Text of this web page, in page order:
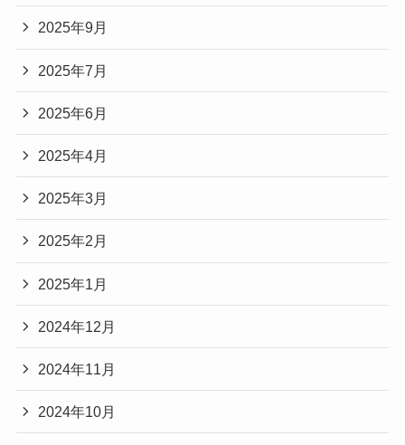
2025年9月
2025年7月
2025年6月
2025年4月
2025年3月
2025年2月
2025年1月
2024年12月
2024年11月
2024年10月